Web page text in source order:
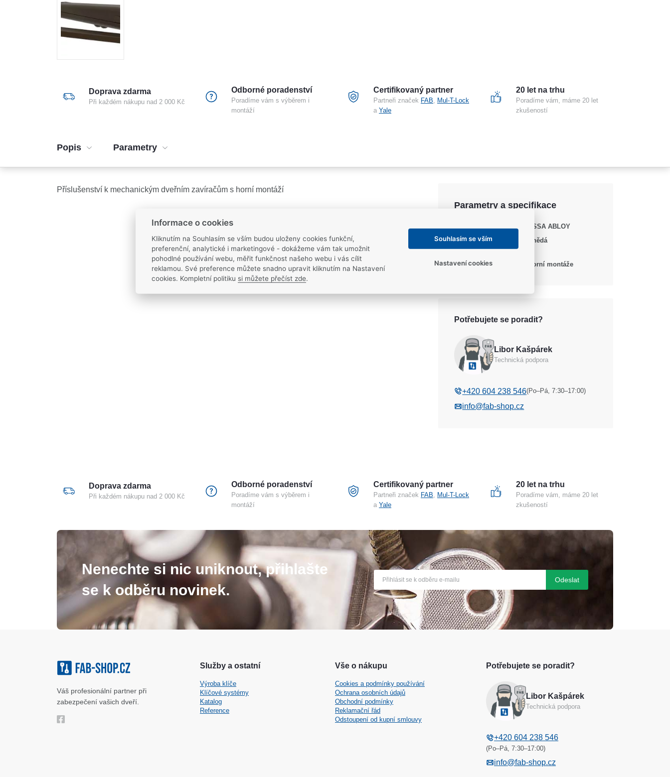
Doprava zdarma
Při každém nákupu nad 2 000 Kč
Odborné poradenství
Poradíme vám s výběrem i
montáží
Certifikovaný partner
Partneři značek FAB
Mul-T-Lock
a Yale
20 let na trhu
Poradíme vám, máme 20 let
zkušeností
Popis Parametry
Příslušenství k mechanickým dveřním zavíračům s horní montáží
Parametry a specifikace
ASSA ABLOY
Barva / Povrchová
úprava
Hnědá
Pro zavírače Horní montáže
Potřebujete se poradit?
Libor Kašpárek
Technická podpora
+420 604 238 546(Po–Pá, 7:30–17:00)
info@fab-shop.cz
Doprava zdarma
Při každém nákupu nad 2 000 Kč
Odborné poradenství
Poradíme vám s výběrem i
montáží
Certifikovaný partner
Partneři značek FAB, Mul-T-Lock
a Yale
20 let na trhu
Poradíme vám, máme 20 let
zkušeností
Nenechte si nic uniknout, přihlašte
se k odběru novinek.
Odeslat
Služby a ostatní
Výroba klíče
Klíčové systémy
Katalog
Reference
Vše o nákupu
Cookies a podmínky používání
Ochrana osobních údajů
Obchodní podmínky
Reklamační řád
Odstoupení od kupní smlouvy
Váš profesionální partner při
zabezpečení vašich dveří.
Potřebujete se poradit?
Libor Kašpárek
Technická podpora
+420 604 238 546
(Po–Pá, 7:30–17:00)
info@fab-shop.cz
Informace o cookies
Kliknutím na Souhlasím se vším budou uloženy cookies funkční,
preferenční, analytické i marketingové - dokážeme vám tak umožnit
pohodlné používání webu, měřit funkčnost našeho webu i vás cílit
reklamou. Své preference můžete snadno upravit kliknutím na Nastavení
cookies. Kompletní politiku si můžete přečíst zde.
Souhlasím se vším
Nastavení cookies